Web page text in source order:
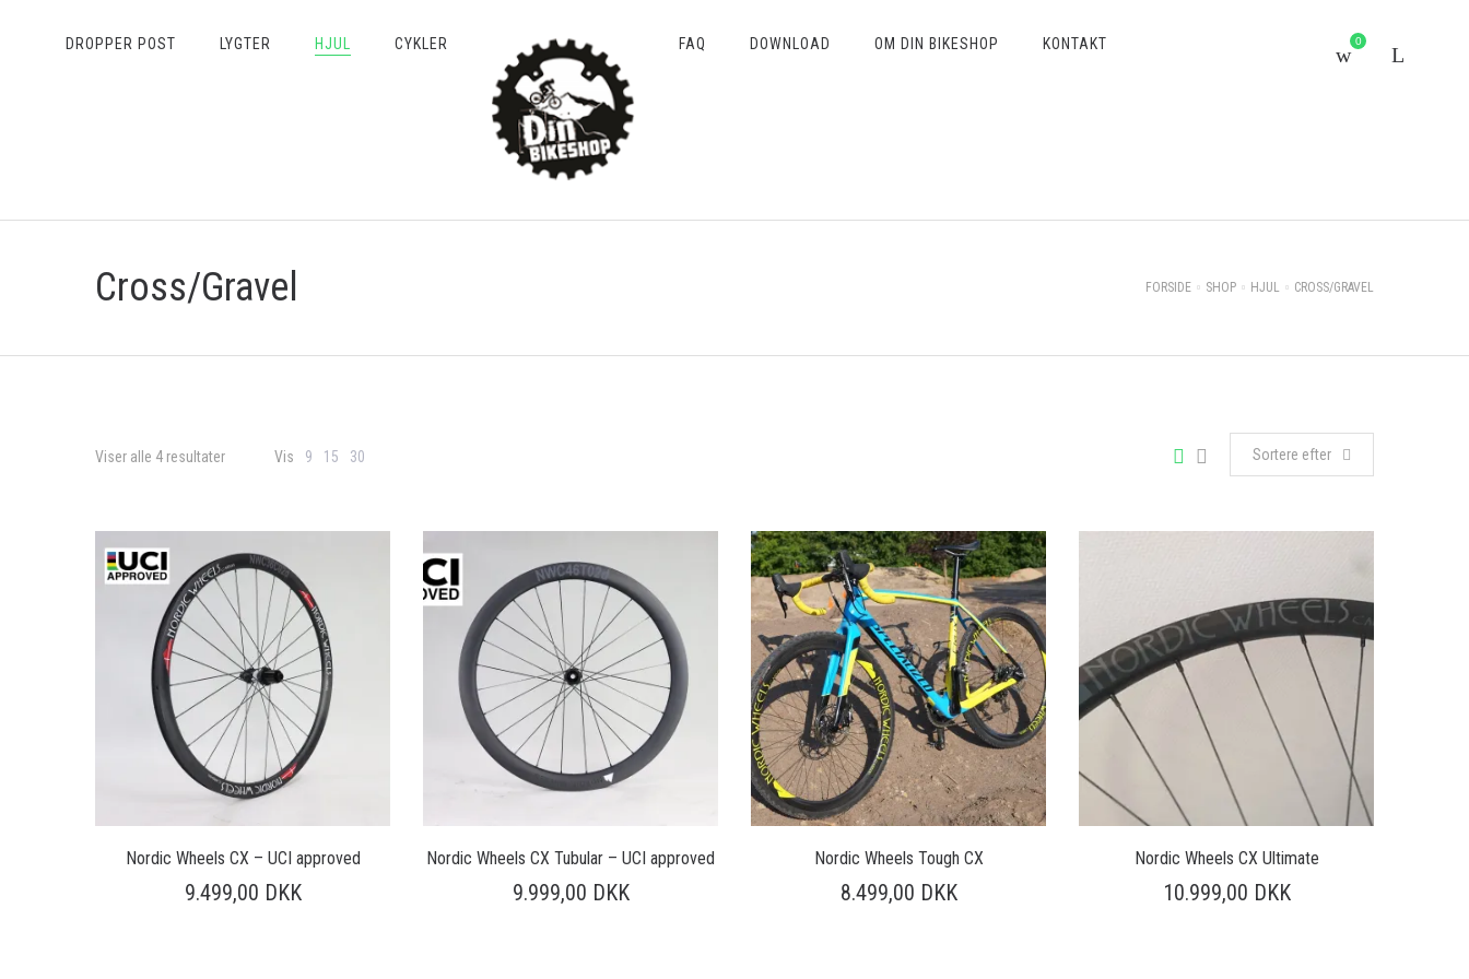
DROPPER POST LYGTER HJUL CYKLER FAQ DOWNLOAD OM DIN BIKESHOP KONTAKT 0
Cross/Gravel FORSIDE SHOP HJUL CROSS/GRAVEL
Viser alle 4 resultater Vis 9 15 30 Sortere efter
Nordic Wheels CX – UCI approved
9.499,00 DKK
Nordic Wheels CX Tubular – UCI approved
9.999,00 DKK
Nordic Wheels Tough CX
8.499,00 DKK
Nordic Wheels CX Ultimate
10.999,00 DKK